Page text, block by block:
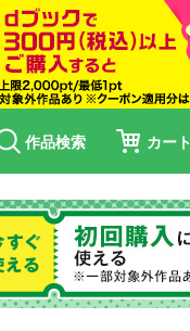
作品検索 カート